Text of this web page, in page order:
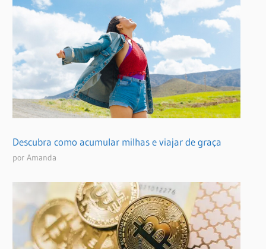
Descubra como acumular milhas e viajar de graça
por Amanda